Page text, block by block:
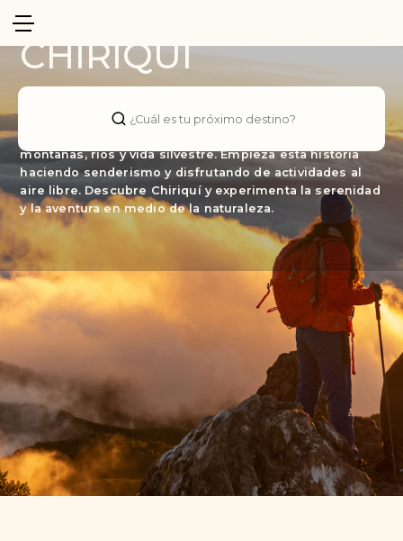
¿Cuál es tu próximo destino?
CHIRIQUÍ
lleno de aventuras. Fundada en el siglo XVI, esta región
montañas, ríos y vida silvestre. Empieza esta historia
haciendo senderismo y disfrutando de actividades al
aire libre. Descubre Chiriquí y experimenta la serenidad
y la aventura en medio de la naturaleza.